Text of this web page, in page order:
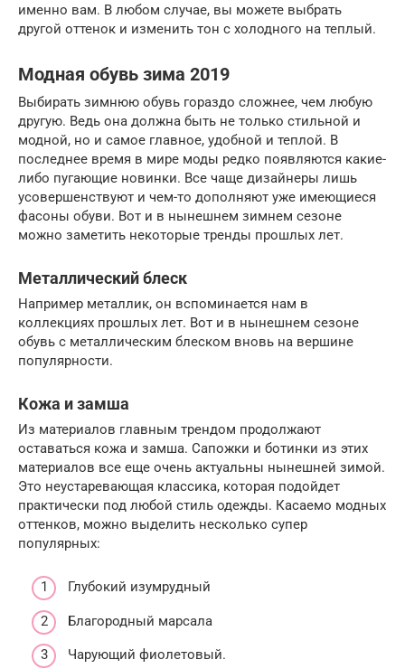
именно вам. В любом случае, вы можете выбрать
другой оттенок и изменить тон с холодного на теплый.
Модная обувь зима 2019
Выбирать зимнюю обувь гораздо сложнее, чем любую
другую. Ведь она должна быть не только стильной и
модной, но и самое главное, удобной и теплой. В
последнее время в мире моды редко появляются какие-
либо пугающие новинки. Все чаще дизайнеры лишь
усовершенствуют и чем-то дополняют уже имеющиеся
фасоны обуви. Вот и в нынешнем зимнем сезоне
можно заметить некоторые тренды прошлых лет.
Металлический блеск
Например металлик, он вспоминается нам в
коллекциях прошлых лет. Вот и в нынешнем сезоне
обувь с металлическим блеском вновь на вершине
популярности.
Кожа и замша
Из материалов главным трендом продолжают
оставаться кожа и замша. Сапожки и ботинки из этих
материалов все еще очень актуальны нынешней зимой.
Это неустаревающая классика, которая подойдет
практически под любой стиль одежды. Касаемо модных
оттенков, можно выделить несколько супер
популярных:
Глубокий изумрудный
Благородный марсала
Чарующий фиолетовый.